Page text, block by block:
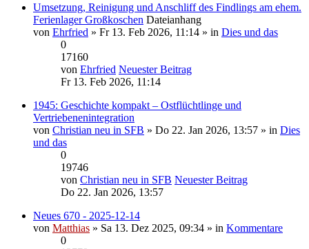
Umsetzung, Reinigung und Anschliff des Findlings am ehem.
Ferienlager Großkoschen Dateianhang
von Ehrfried » Fr 13. Feb 2026, 11:14 » in Dies und das
0
17160
von Ehrfried Neuester Beitrag
Fr 13. Feb 2026, 11:14
1945: Geschichte kompakt – Ostflüchtlinge und
Vertriebenenintegration
von Christian neu in SFB » Do 22. Jan 2026, 13:57 » in Dies
und das
0
19746
von Christian neu in SFB Neuester Beitrag
Do 22. Jan 2026, 13:57
Neues 670 - 2025-12-14
von Matthias » Sa 13. Dez 2025, 09:34 » in Kommentare
0